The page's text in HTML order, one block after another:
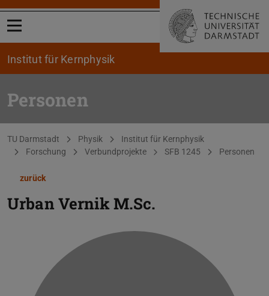
Menü öffnen
Institut für Kernphysik
Personen
Sie befinden sich hier:
TU Darmstadt Physik
Institut für Kernphysik
Forschung
Verbundprojekte SFB 1245 Personen
zurück
Urban VernikM.Sc.